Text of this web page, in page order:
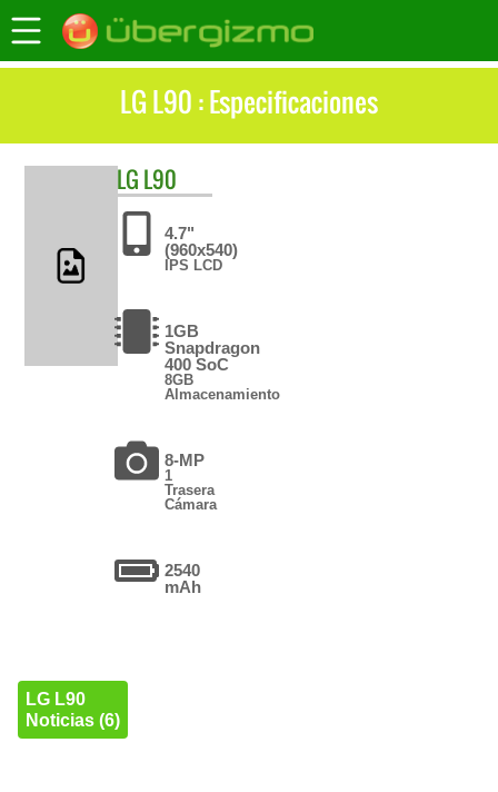
LG L90 : Especificaciones
LG L90
4.7"
(960x540)
IPS LCD
1GB
Snapdragon
400 SoC
8GB
Almacenamiento
8-MP
1
Trasera
Cámara
2540
mAh
LG L90
Noticias (6)